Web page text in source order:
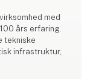
med
års erfaring.
tekniske
infrastruktur,